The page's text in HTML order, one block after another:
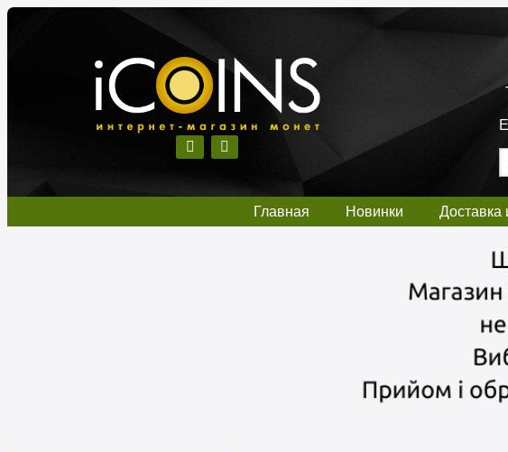
Главная Новинки Доставка